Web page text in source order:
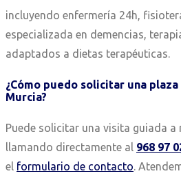
incluyendo enfermería 24h,
especializada en demencias,
adaptados a dietas terapéuticas.
¿Cómo puedo solicitar una
Murcia?
Puede solicitar una visita guiada
llamando directamente al 968 97
el formulario de contacto.